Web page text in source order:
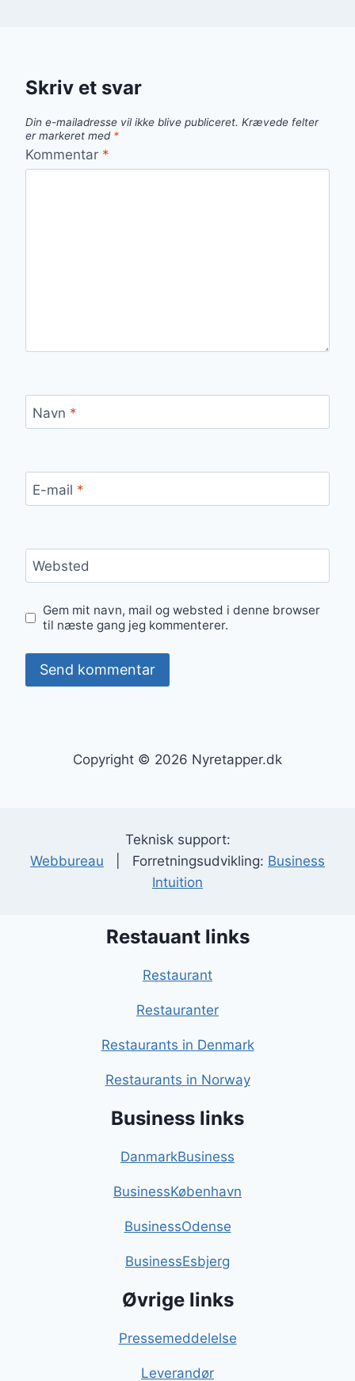
Skriv et svar
Din e-mailadresse vil ikke blive publiceret. Krævede felter
er markeret med *
Kommentar *
Navn *
E-mail *
Websted
Gem mit navn, mail og websted i denne browser
til næste gang jeg kommenterer.
Copyright © 2026 Nyretapper.dk
Teknisk support:
Webbureau | Forretningsudvikling: Business
Intuition
Restauant links
Restaurant
Restauranter
Restaurants in Denmark
Restaurants in Norway
Business links
DanmarkBusiness
BusinessKøbenhavn
BusinessOdense
BusinessEsbjerg
Øvrige links
Pressemeddelelse
Leverandør